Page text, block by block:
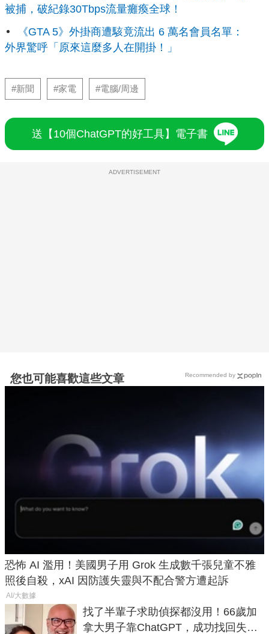
被捕，破紀錄30Tbps流量癱瘓全球！
《GTA 5》外掛商遭駭竟流出 6 萬名會員名單：
外界驚呼「原來這麼多人在開掛！」
#新聞 #家電 #電腦/周邊
送【10個ChatGPT的好工具】電子書
ADVERTISEMENT
您也可能喜歡這些文章
恐怖 AI 濫用！美國男子用 Grok 生成數千張兒童不雅
照後自殺，xAI 因防護失靈與不配合警方遭起訴
AI/大數據
找了半輩子求助偵探都沒用！66歲加
拿大男子靠ChatGPT，成功找回失散
Recommended by